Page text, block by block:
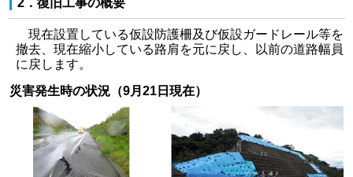
現在設置している仮設防護柵及び仮設ガードレール等を
撤去、現在縮小している路肩を元に戻し、以前の道路幅員
に戻します。
災害発生時の状況（9月21日現在）